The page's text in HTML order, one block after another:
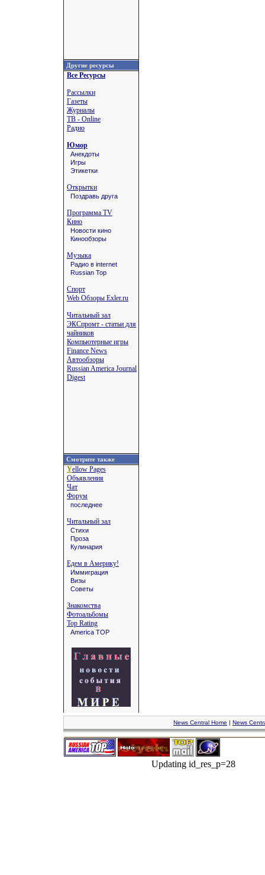
Другие ресурсы
Все Ресурсы
Рассылки
Газеты
Журналы
ТВ - Online
Радио
Юмор
Анекдоты
Игры
Этикетки
Открытки
Поздравь друга
Программа TV
Кино
Новости кино
Кинообзоры
Музыка
Радио в internet
Russian Top
Спорт
Web Обзоры Exler.ru
Читальный зал
ЭКСпромт - статьи для
чайников
Компьютерные игры
Finance News
Автообзоры
Russian America Journal
Digest
Смотрите также
Yellow Pages
Объявления
Чат
Форум
последнее
Читальный зал
Стихи
Проза
Кулинария
Едем в Америку!
Иммиграция
Визы
Советы
Знакомства
Фотоальбомы
Top Rating
America TOP
News Central Home | News